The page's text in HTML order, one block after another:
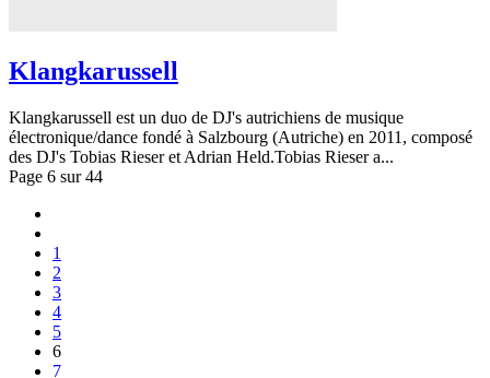
Klangkarussell
Klangkarussell est un duo de DJ's autrichiens de musique
électronique/dance fondé à Salzbourg (Autriche) en 2011, composé
des DJ's Tobias Rieser et Adrian Held.Tobias Rieser a...
Page 6 sur 44
1
2
3
4
5
6
7